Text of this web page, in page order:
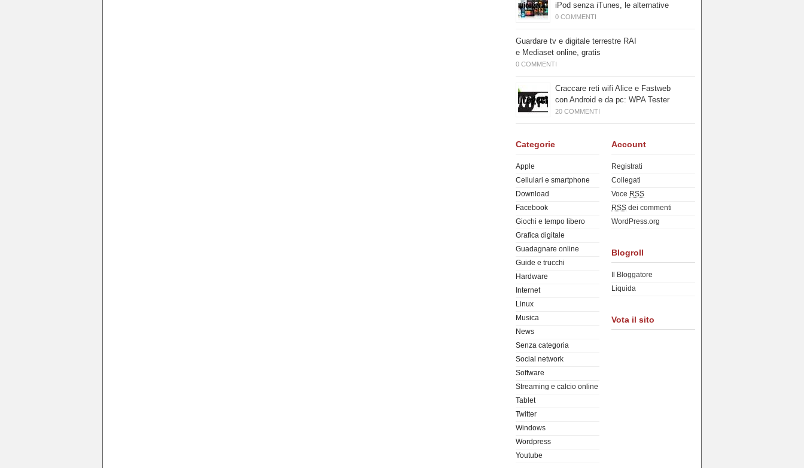
iPod senza iTunes, le alternative
0 COMMENTI
Guardare tv e digitale terrestre RAI
e Mediaset online, gratis
0 COMMENTI
Craccare reti wifi Alice e Fastweb
con Android e da pc: WPA Tester
20 COMMENTI
Categorie
Apple
Cellulari e smartphone
Download
Facebook
Giochi e tempo libero
Grafica digitale
Guadagnare online
Guide e trucchi
Hardware
Internet
Linux
Musica
News
Senza categoria
Social network
Software
Streaming e calcio online
Tablet
Twitter
Windows
Wordpress
Youtube
Account
Registrati
Collegati
Voce RSS
RSS dei commenti
WordPress.org
Blogroll
Il Bloggatore
Liquida
Vota il sito